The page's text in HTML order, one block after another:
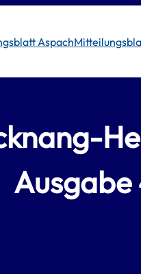
Aspach